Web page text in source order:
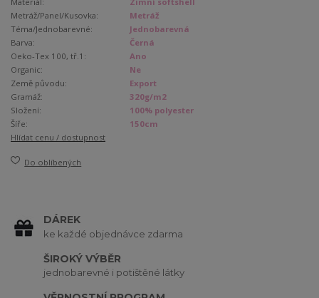
Metráž/Panel/Kusovka:
Metráž
Téma/Jednobarevné:
Jednobarevná
Barva:
Černá
Oeko-Tex 100, tř.1:
Ano
Organic:
Ne
Země původu:
Export
Gramáž:
320g/m2
Složení:
100% polyester
Šíře:
150cm
Hlídat cenu / dostupnost
Do oblíbených
DÁREK
ke každé objednávce zdarma
ŠIROKÝ VÝBĚR
jednobarevné i potištěné látky